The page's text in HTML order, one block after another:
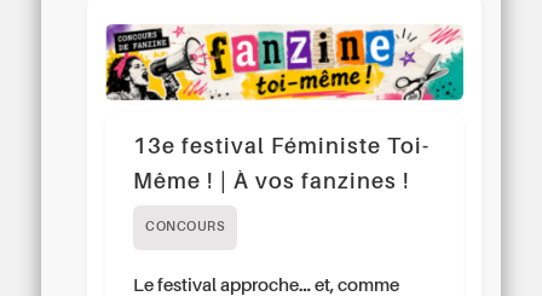
13e festival Féministe Toi-
Même ! | À vos fanzines !
CONCOURS
Le festival approche… et, comme